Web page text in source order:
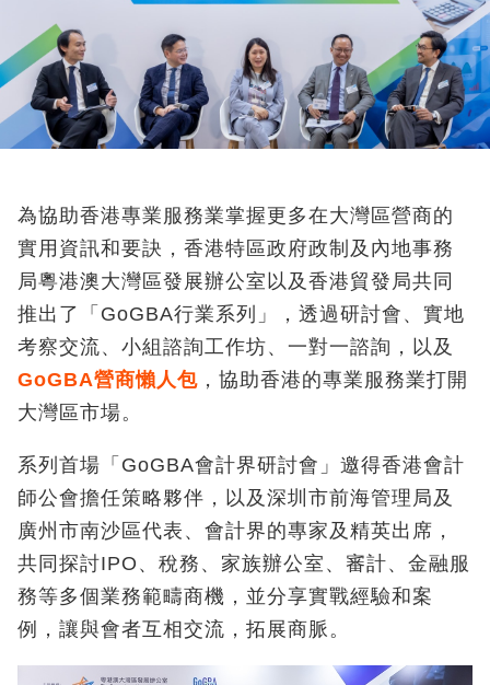
為協助香港專業服務業掌握更多在大灣區營商的
實用資訊和要訣，香港特區政府政制及內地事務
局粵港澳大灣區發展辦公室以及香港貿發局共同
推出了「GoGBA行業系列」，透過研討會、實地
考察交流、小組諮詢工作坊、一對一諮詢，以及
GoGBA營商懶人包 ，協助香港的專業服務業打開
大灣區市場。
系列首場「GoGBA會計界研討會」邀得香港會計
師公會擔任策略夥伴，以及深圳市前海管理局及
廣州市南沙區代表、會計界的專家及精英出席，
共同探討IPO、稅務、家族辦公室、審計、金融服
務等多個業務範疇商機，並分享實戰經驗和案
例，讓與會者互相交流，拓展商脈。